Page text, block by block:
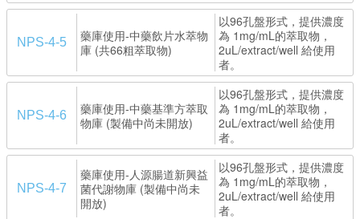
NPS-4-5
藥庫使用-中藥飲片水萃物
庫 (共66粗萃取物)
以96孔盤形式，提供濃度
為 1mg/mL的萃取物，
2uL/extract/well 給使用
者。
NPS-4-6
藥庫使用-中藥基準方萃取
物庫 (製備中尚未開放)
以96孔盤形式，提供濃度
為 1mg/mL的萃取物，
2uL/extract/well 給使用
者。
NPS-4-7
藥庫使用-人源腸道新興益
菌代謝物庫 (製備中尚未
開放)
以96孔盤形式，提供濃度
為 1mg/mL的萃取物，
2uL/extract/well 給使用
者。